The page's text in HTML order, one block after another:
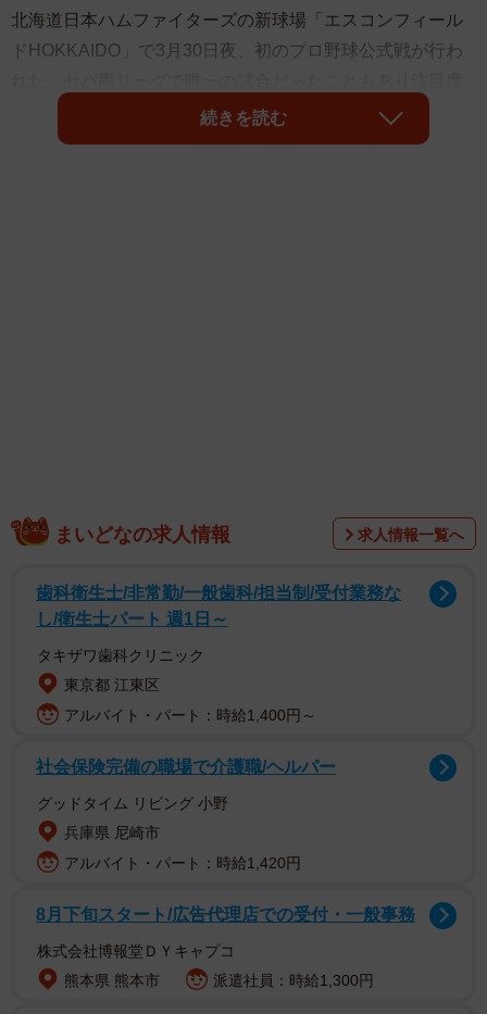
北海道日本ハムファイターズの新球場「エスコンフィール
ドHOKKAIDO」で3月30日夜、初のプロ野球公式戦が行わ
は高く、SNSではフィールドを一望できるサウナ施設など
が話題に。その中で、ライトとレフト側に設置された2枚の
大きさは世界最大級だ。納入したのは、音響・映像システ
ムの設計、施工などを手掛ける「ジャトー」（大阪市北
区）。最新鋭の音響設備も含め、設計・設置の苦労やこだ
わりのポイントを取材した。
る。パネルは約1メートル四方で1枚120キロ程度。わずか
なゆがみも生じないよう測量などで用いられる水平計を使
って設置を進めた。寒暖差が大きい北海道の気候も考慮。
パネルをはめる鉄骨の枠が最大2センチほど伸縮しても差し
めていく緻密で地道な作業には約1年を要した。両翼以外に
も、バックネット裏やライトのブルペン前の企業広告など
を表示するLEDビジョンがある。
続きを読む
まいどなの求人情報 求人情報一覧へ
歯科衛生士/非常勤/一般歯科/担当制/受付業務な
し/衛生士パート 週1日～
タキザワ歯科クリニック
東京都 江東区
アルバイト・パート：時給1,400円～
社会保険完備の職場で介護職/ヘルパー
グッドタイム リビング 小野
兵庫県 尼崎市
アルバイト・パート：時給1,420円
8月下旬スタート/広告代理店での受付・一般事務
株式会社博報堂ＤＹキャプコ
熊本県 熊本市
派遣社員：時給1,300円